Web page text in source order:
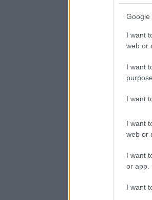
Google
I want
web or
I want
I want
I want
web or
I want
or app.
I want